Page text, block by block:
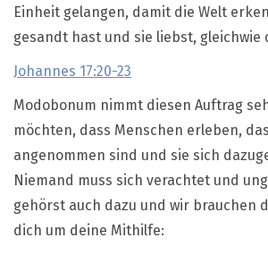
Einheit gelangen, damit die Welt
gesandt hast und sie liebst, gleichwie
Johannes 17:20-23
Modobonum nimmt diesen Auftrag
möchten, dass Menschen erleben,
angenommen sind und sie sich
Niemand muss sich verachtet und
gehörst auch dazu und wir brauchen
dich um deine Mithilfe: